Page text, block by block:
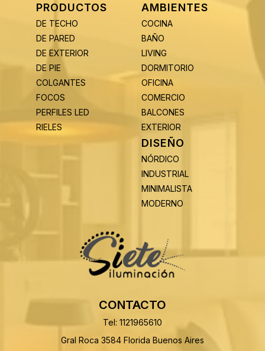
PRODUCTOS
DE TECHO
DE PARED
DE EXTERIOR
DE PIE
COLGANTES
FOCOS
PERFILES LED
RIELES
AMBIENTES
COCINA
BAÑO
LIVING
DORMITORIO
OFICINA
COMERCIO
BALCONES
EXTERIOR
DISEÑO
NÓRDICO
INDUSTRIAL
MINIMALISTA
MODERNO
CONTACTO
Tel: 1121965610
Gral Roca 3584 Florida Buenos Aires